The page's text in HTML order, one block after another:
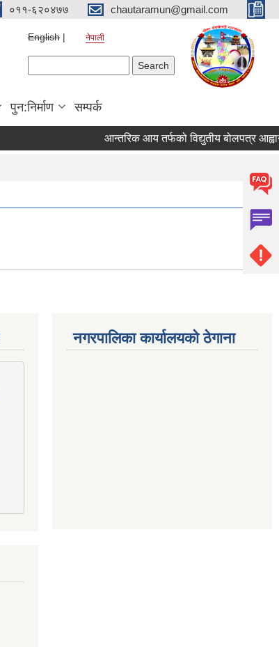
०११-६२०४७७ chautaramun@gmail.com
English नेपाली
पुन:निर्माण सम्पर्क
आन्तरिक आय तर्फको विद्युतीय बोलपत्र आह्वान
नगरपालिका कार्यालयको ठेगाना